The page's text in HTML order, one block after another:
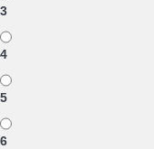
3
4
5
6